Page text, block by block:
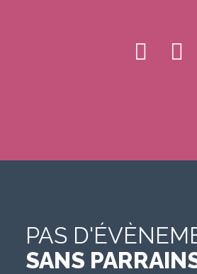
PAS
SANS